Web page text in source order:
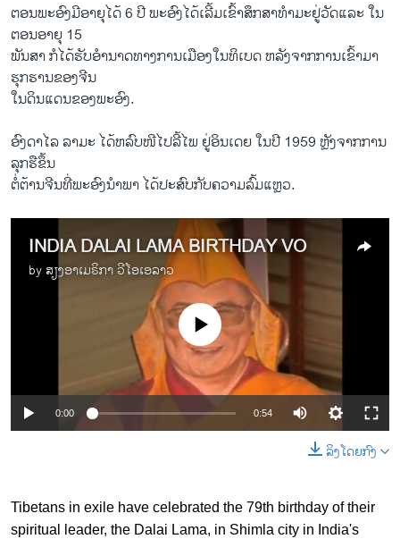
ຕອນ​ພະອົງ​ມີອາຍຸ​ໄດ້ 6 ປີ ພະອົງ​ໄດ້​ເລີ້ມ​ເຂົ້າສຶກສາ​ທຳ​ມະຢູ່​ວັດແລະ ​ໃນ​
ຕອນ​ອາຍຸ 15
ພັນ​ສາ ກໍໄດ້​ຮັບ​ອຳນາດທາງ​ການ​ເມືອງ​ໃນ​ທິ​ເບ​ດ ຫລັງ​ຈາກ​ການ​ເຂົ້າມາ​
ຮຸກ​ຮານ​ຂອງຈີນ ​
ໃນ​ດິນ​ແດນ​ຂອງ​ພະ​ອົງ.
ອົງດາ​ໄລ ລາ​ມະ ​ໄດ້​ຫລົບໜີໄປ​ລີ້​ໄພ ຢູ່​ອິນ​ເດຍ ​ໃນ​ປີ 1959 ຫຼັງຈາກ​ການ​
ລຸກ​ຮື​ຂຶ້ນ
ຕໍ່​ຕ້າ​ນຈີນ​ທີ່ພະ​ອົງ​ນຳພາ ​ໄດ້​ປະສົບ​ກັບ​ຄວາມ​ລົ້ມ​ແຫຼວ.
INDIA DALAI LAMA BIRTHDAY VO
by ສຽງອາເມຣິກາ ວີໂອເອລາວ
No media source currently available
0:00 0:54
ລິງໂດຍກົງ
Tibetans in exile have celebrated the 79th birthday of their
spiritual leader, the Dalai Lama, in Shimla city in India's